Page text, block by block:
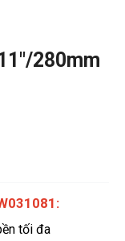
280mm
tối đa